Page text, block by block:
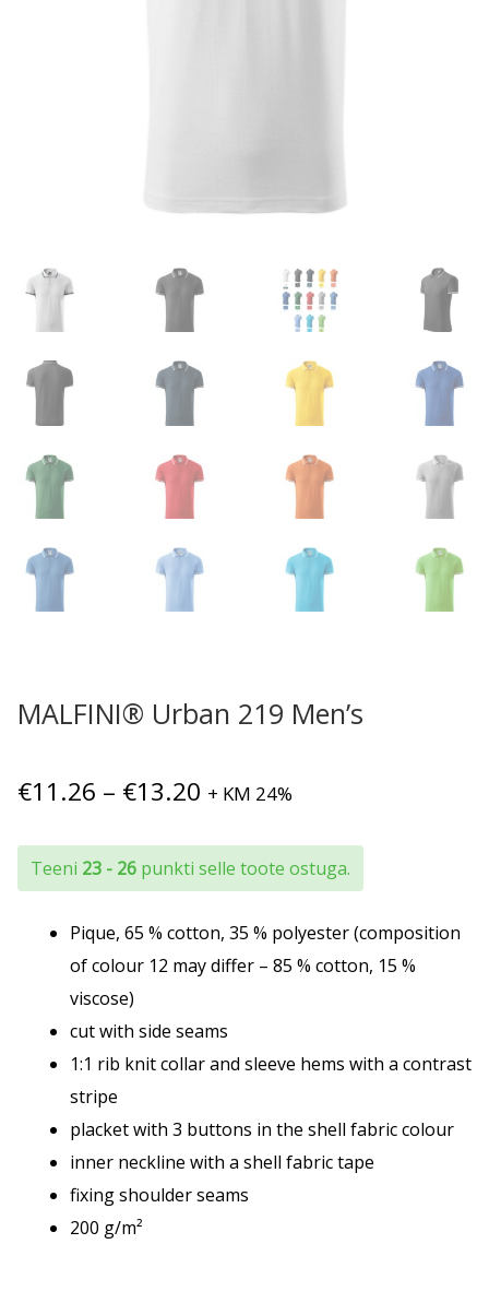
MALFINI® Urban 219 Men’s
€11.26 – €13.20 Hinnavahemik:
kuni
€13.20
+ KM 24%
Teeni 23 - 26 punkti selle toote ostuga.
Pique, 65 % cotton, 35 % polyester (composition
of colour 12 may differ – 85 % cotton, 15 %
viscose)
cut with side seams
1:1 rib knit collar and sleeve hems with a contrast
stripe
placket with 3 buttons in the shell fabric colour
inner neckline with a shell fabric tape
fixing shoulder seams
200 g/m²